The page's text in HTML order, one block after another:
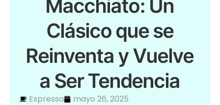
Macchiato: Un
Clásico que se
Reinventa y Vuelve
a Ser Tendencia
Espressa mayo 26, 2025